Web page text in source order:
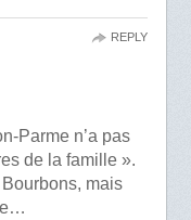
Parme n’a pas
de la famille ».
mais
REPLY